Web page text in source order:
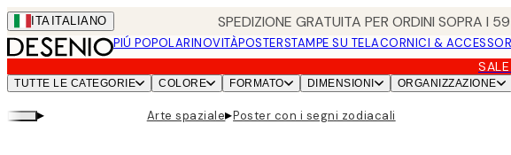
Skip
to
main
content.
ITA ITALIANO SPEDIZIONE GRATUITA PER ORDINI SOPRA I
PIÚ POPOLARINOVITÀPOSTERSTAMPE SU TELACORNICI &
TUTTE LE CATEGORIE COLORE FORMATO DIMENSIONI ORGANIZZAZIONE
▸ Arte spaziale▸Poster con i segni zodiacali